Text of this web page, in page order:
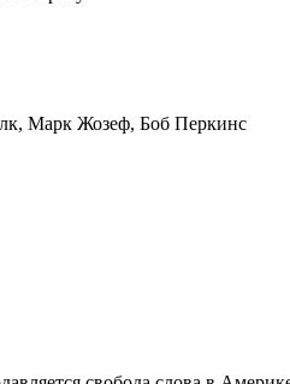
, Марк Жозеф, Боб Перкинс